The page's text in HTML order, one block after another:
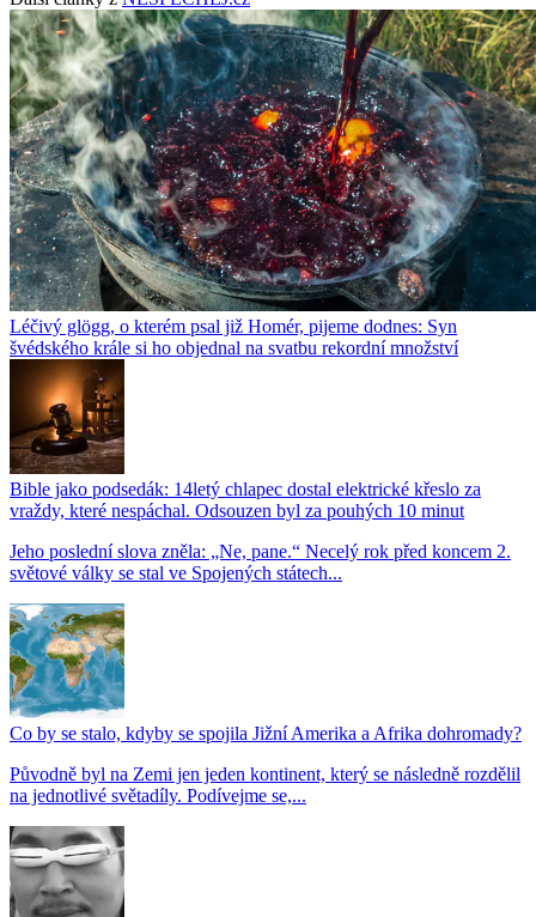
Léčivý glögg, o kterém psal již Homér, pijeme dodnes: Syn
švédského krále si ho objednal na svatbu rekordní množství
Bible jako podsedák: 14letý chlapec dostal elektrické křeslo za
vraždy, které nespáchal. Odsouzen byl za pouhých 10 minut
Jeho poslední slova zněla: „Ne, pane.“ Necelý rok před koncem 2.
světové války se stal ve Spojených státech...
Co by se stalo, kdyby se spojila Jižní Amerika a Afrika dohromady?
Původně byl na Zemi jen jeden kontinent, který se následně rozdělil
na jednotlivé světadíly. Podívejme se,...